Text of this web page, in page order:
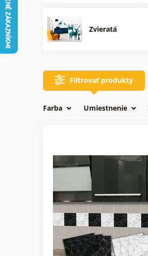
Zvieratá
Filtrovať produkty
Farba Umiestnenie